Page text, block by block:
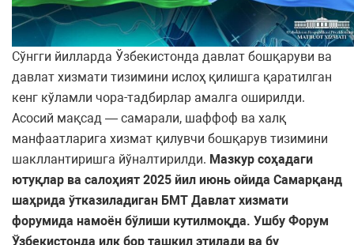
Сўнгги йилларда Ўзбекистонда давлат бошқаруви ва
давлат хизмати тизимини ислоҳ қилишга қаратилган
кенг кўламли чора-тадбирлар амалга оширилди.
Асосий мақсад — самарали, шаффоф ва халқ
манфаатларига хизмат қилувчи бошқарув тизимини
шакллантиришга йўналтирилди. Мазкур соҳадаги
ютуқлар ва салоҳият 2025 йил июнь ойида Самарқанд
шаҳрида ўтказиладиган БМТ Давлат хизмати
форумида намоён бўлиши кутилмоқда. Ушбу Форум
Ўзбекистонда илк бор ташкил этилади ва бу